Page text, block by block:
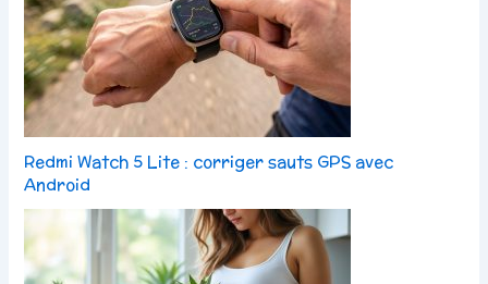
Redmi Watch 5 Lite : corriger sauts GPS avec
Android